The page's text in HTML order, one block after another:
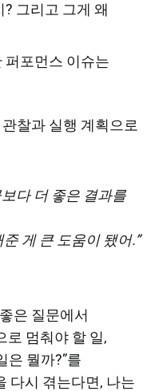
그리고 그게 왜
퍼포먼스 이슈는
찰과 실행 계획으로
다 더 좋은 결과를
게 큰 도움이 됐어.”
은 질문에서
로 멈춰야 할 일,
은 뭘까?”를
다시 겪는다면, 나는